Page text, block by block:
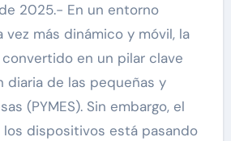
vez más dinámico y móvil, la
en un pilar clave
diaria de las pequeñas y
(PYMES). Sin embargo, el
dispositivos está pasando